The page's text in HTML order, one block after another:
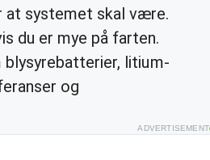
at systemet skal være.
du er mye på farten.
litium-
og
ADVERTISEMENT